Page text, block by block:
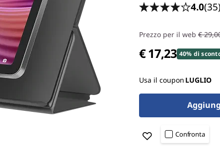
4.0(35)
Prezzo per il web €
€ 17,23 40% di
Usa il coupon LUGLIO
Confronta